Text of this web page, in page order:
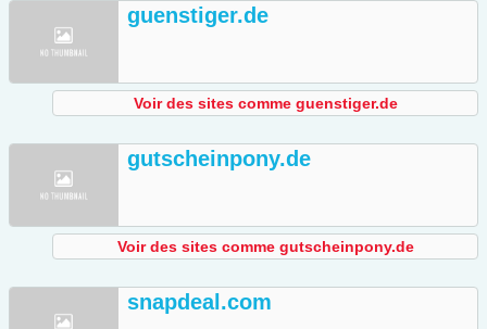
guenstiger.de
Voir des sites comme guenstiger.de
gutscheinpony.de
Voir des sites comme gutscheinpony.de
snapdeal.com